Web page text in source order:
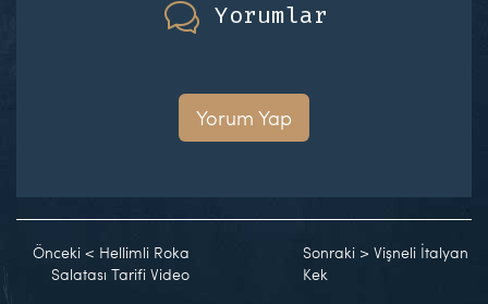
Yorumlar
Yorum Yap
Önceki < Hellimli Roka
Salatası Tarifi Video
Sonraki >Vişneli İtalyan
Kek